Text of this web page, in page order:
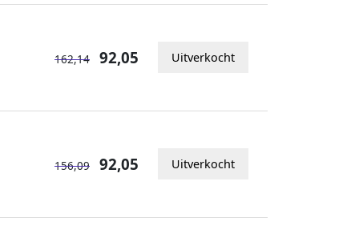
162,14 92,05 Uitverkocht
156,09 92,05 Uitverkocht